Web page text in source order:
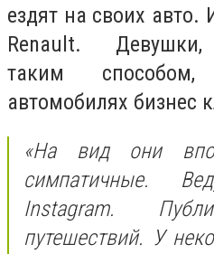
ездят на своих авто.
Renault.
таким
автомобилях бизнес
«На вид они
симпатичные.
Instagram.
путешествий. У